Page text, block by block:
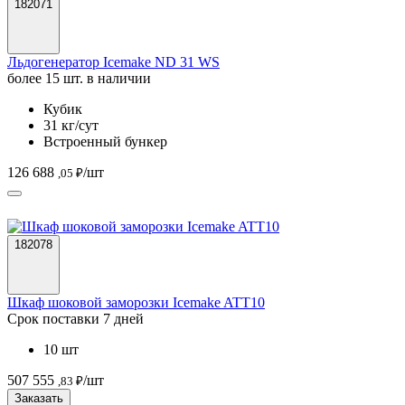
182071
Льдогенератор Icemake ND 31 WS
более 15 шт. в наличии
Кубик
31 кг/сут
Встроенный бункер
126 688 ,05 ₽/шт
182078
Шкаф шоковой заморозки Icemake ATT10
Срок поставки 7 дней
10 шт
507 555 ,83 ₽/шт
Заказать